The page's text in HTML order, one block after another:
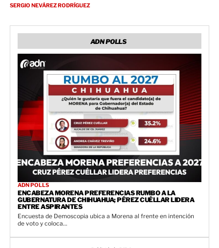
SERGIO NEVÁREZ RODRÍGUEZ
ADN POLLS
ADN POLLS
ENCABEZA MORENA PREFERENCIAS RUMBO A LA
GUBERNATURA DE CHIHUAHUA; PÉREZ CUÉLLAR LIDERA
ENTRE ASPIRANTES
Encuesta de Demoscopia ubica a Morena al frente en intención
de voto y coloca...